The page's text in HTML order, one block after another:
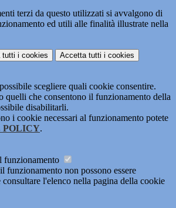
terzi da questo utilizzati si avvalgono di
ed utili alle finalità illustrate nella
tutti i cookies Accetta tutti i cookies
scegliere quali cookie consentire.
quelli che consentono il funzionamento della
disabilitarli.
i cookie necessari al funzionamento potete
POLICY.
funzionamento
funzionamento non possono essere
l'elenco nella pagina della cookie